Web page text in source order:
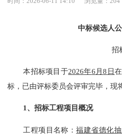
中标候选人
招
本招标项目于2026年6 月8 日在
标，已由评标委员会评审完毕，现
1、招标工程项目概况
工程项目名称：福建省德化